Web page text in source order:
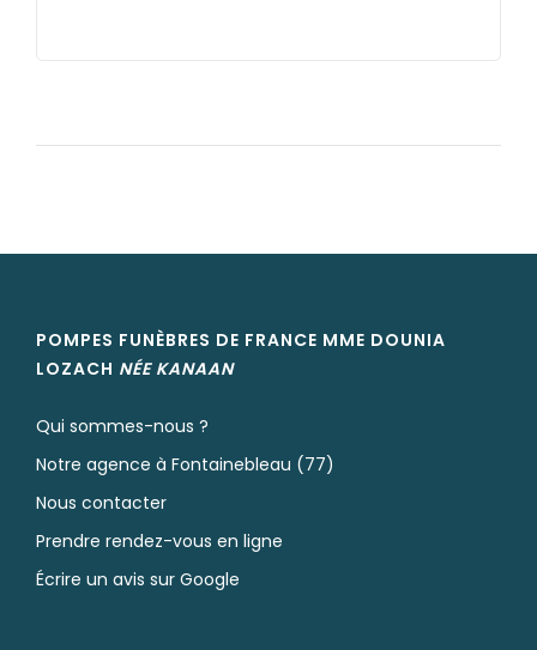
POMPES FUNÈBRES DE FRANCE MME DOUNIA
LOZACH NÉE KANAAN
Qui sommes-nous ?
Notre agence à Fontainebleau (77)
Nous contacter
Prendre rendez-vous en ligne
Écrire un avis sur Google